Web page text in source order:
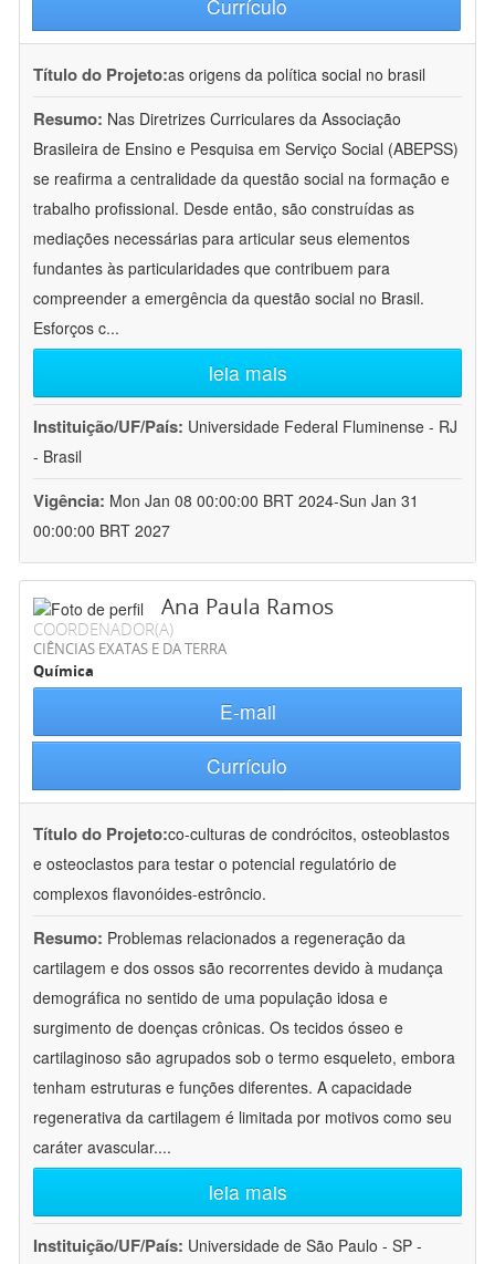
Currículo
Título do Projeto:as origens da política social no brasil
Resumo: Nas Diretrizes Curriculares da Associação
Brasileira de Ensino e Pesquisa em Serviço Social (ABEPSS)
se reafirma a centralidade da questão social na formação e
trabalho profissional. Desde então, são construídas as
mediações necessárias para articular seus elementos
fundantes às particularidades que contribuem para
compreender a emergência da questão social no Brasil.
Esforços c...
leia mais
Instituição/UF/País: Universidade Federal Fluminense - RJ
- Brasil
Vigência: Mon Jan 08 00:00:00 BRT 2024-Sun Jan 31
00:00:00 BRT 2027
Ana Paula Ramos
COORDENADOR(A)
CIÊNCIAS EXATAS E DA TERRA
Química
E-mail
Currículo
Título do Projeto:co-culturas de condrócitos, osteoblastos
e osteoclastos para testar o potencial regulatório de
complexos flavonóides-estrôncio.
Resumo: Problemas relacionados a regeneração da
cartilagem e dos ossos são recorrentes devido à mudança
demográfica no sentido de uma população idosa e
surgimento de doenças crônicas. Os tecidos ósseo e
cartilaginoso são agrupados sob o termo esqueleto, embora
tenham estruturas e funções diferentes. A capacidade
regenerativa da cartilagem é limitada por motivos como seu
caráter avascular....
leia mais
Instituição/UF/País: Universidade de São Paulo - SP -